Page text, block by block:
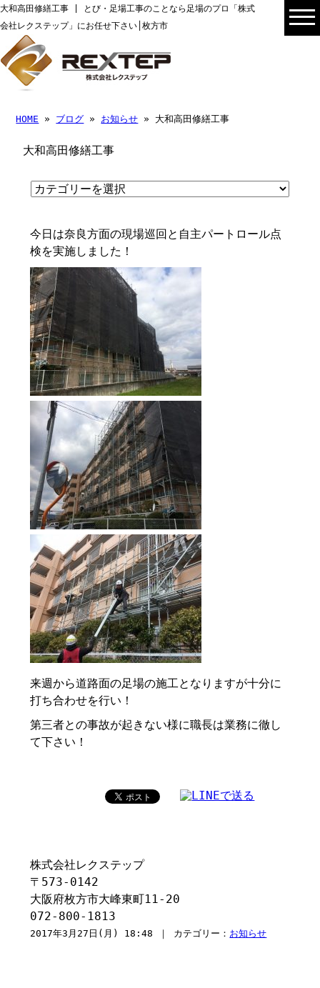
大和高田修繕工事 | とび・足場工事のことなら足場のプロ「株式
会社レクステップ」にお任せ下さい│枚方市
HOME » ブログ » お知らせ » 大和高田修繕工事
大和高田修繕工事
今日は奈良方面の現場巡回と自主パートロール点
検を実施しました！
来週から道路面の足場の施工となりますが十分に
打ち合わせを行い！
第三者との事故が起きない様に職長は業務に徹し
て下さい！
株式会社レクステップ
〒573-0142
大阪府枚方市大峰東町11-20
072-800-1813
2017年3月27日(月) 18:48 ｜ カテゴリー： お知らせ